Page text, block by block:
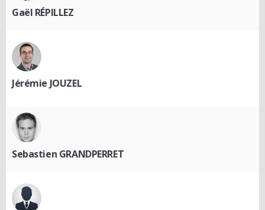
Gaël RÉPILLEZ
Jérémie JOUZEL
Sebastien GRANDPERRET